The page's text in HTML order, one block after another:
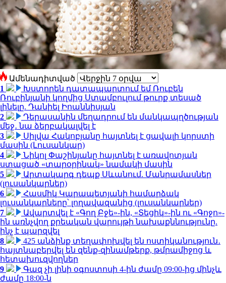
Ամենադիտված
1
Խստորեն դատապարտում եմ Ռուբեն
Ռուբինյանի կողմից Ստամբուլում թուրք տեսած
լինելը. Դանիել Իոաննիսյան
2
Դերասանին մեղադրում են մանկապղծության
մեջ․ նա ձերբակալվել է
3
Սիլվա Հակոբյանը հայտնել է ցավալի կորստի
մասին (Լուսանկար)
4
Նիկոլ Փաշինյանը հայտնել է առավոտյան
ստացած «տարօրինակ» նամակի մասին
5
Արտակարգ դեպք Սևանում. Մանրամասներ
(լուսանկարներ)
6
Հասմիկ Կարապետյանի համարձակ
լուսանկարները՝ լողավազանից (լուսանկարներ)
7
Ավարտվել է «Գող Բջե»-ին, «Տեցիկ»-ին ու «Գոջո»-
ին առնչվող քրեական վարույթի նախաքննությունը.
ինչ է պարզվել
8
425 անձինք տեղափոխվել են ոստիկանություն․
հայտնաբերվել են զենք-զինամթերք, թմրամիջոց և
հետախուզվողներ
9
Գազ չի լինի օգոստոսի 4-ին ժամը 09:00-ից մինչև
ժամը 18:00-ն